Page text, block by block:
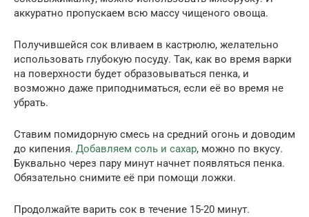
аккуратно пропускаем всю массу чищеного овоща.
Получившейся сок вливаем в кастрюлю, желательно
использовать глубокую посуду. Так, как во время варки
на поверхности будет образовываться пенка, и
возможно даже приподниматься, если её во время не
убрать.
Ставим помидорную смесь на средний огонь и доводим
до кипения. Добавляем соль и сахар, можно по вкусу.
Буквально через пару минут начнет появляться пенка.
Обязательно снимите её при помощи ложки.
Продолжайте варить сок в течение 15-20 минут.